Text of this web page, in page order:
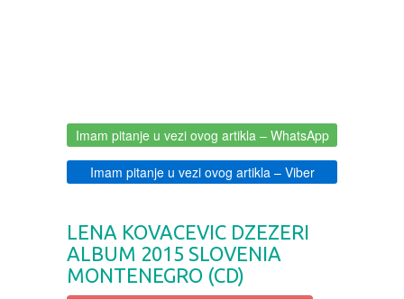
DRAMA
DRUSTVENA IGRA
DUH I TELO
EDUKATIVNI
100% PRIRODNO
Imam pitanje u vezi ovog artikla– WhatsApp
Imam pitanje u vezi ovog artikla– Viber
LENA KOVACEVIC DZEZERI
ALBUM 2015 SLOVENIA
MONTENEGRO (CD)